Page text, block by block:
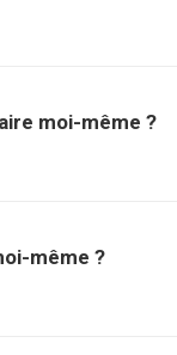
moi-même ?
même ?